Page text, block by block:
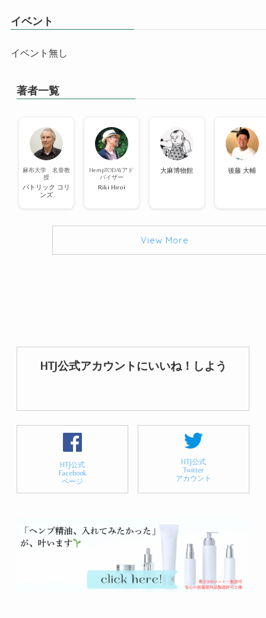
イベント
イベント無し
著者一覧
麻布大学 名誉教
授
パトリック コリ
ンズ
HempTODAYアド
バイザー
Riki Hiroi
大麻博物館 後藤 大輔
View More
HTJ公式アカウントにいいね！しよう
HTJ公式
Facebook
ページ
HTJ公式
Twitter
アカウント